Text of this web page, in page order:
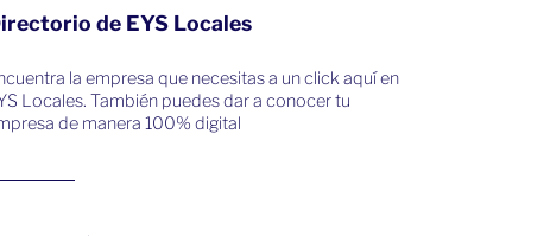
de EYS Locales
la empresa que necesitas a un click aquí en
Locales. También puedes dar a conocer tu
de manera 100% digital